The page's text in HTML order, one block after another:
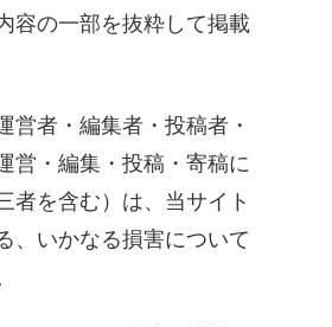
容の一部を抜粋して掲載
営者・編集者・投稿者・
営・編集・投稿・寄稿に
者を含む）は、当サイト
、いかなる損害について